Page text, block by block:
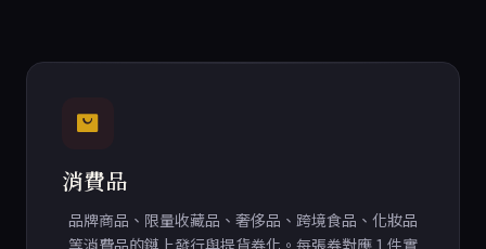
消費品
品牌商品、限量收藏品、奢侈品、跨境食品、化妝品
等消費品的鏈上發行與提貨券化。每張券對應 1 件實